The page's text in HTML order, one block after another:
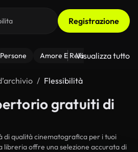
Registrazione
Persone Amore E Relazioni Il
Visualizza tutto
Flessibilità
gratuiti di
di qualità cinematografica per i tuoi
libreria offre una selezione accurata di